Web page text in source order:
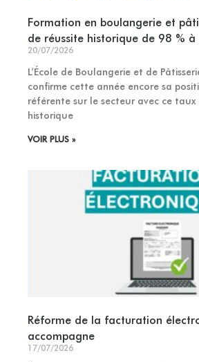
Formation en boulangerie et
de réussite historique de 98 % à
20/07/2026
L’École de Boulangerie et de
confirme cette année encore sa
référente sur le secteur avec ce taux
historique
VOIR PLUS »
Réforme de la facturation
accompagne
17/07/2026